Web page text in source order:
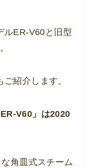
ルER-V60と旧型
紹介します。
V60」は2020
角皿式スチーム